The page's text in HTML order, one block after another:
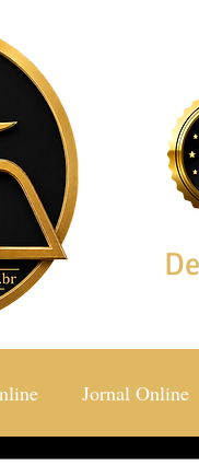
Jornal Online